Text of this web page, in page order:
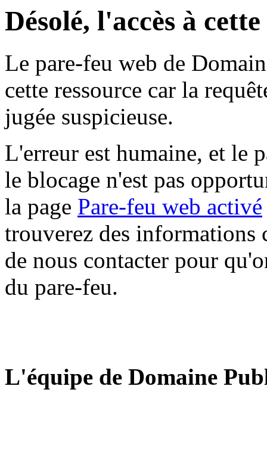
Désolé, l'accès à
Le pare-feu web de
cette ressource car la
jugée suspicieuse.
L'erreur est humaine, et le
le blocage n'est pas
la page Pare-feu web activé
trouverez des informations
de nous contacter pour
du pare-feu.
L'équipe de Domaine